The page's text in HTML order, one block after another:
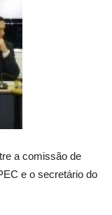
a comissão de
e o secretário do